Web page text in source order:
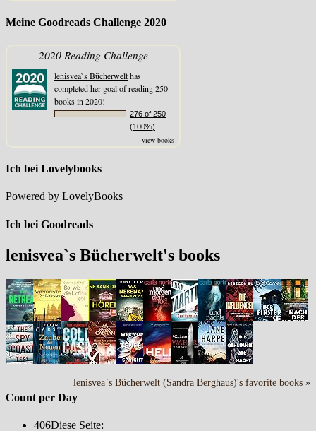
Meine Goodreads Challenge 2020
2020 Reading Challenge
lenisvea`s Bücherwelthas
completed her goal of reading 250
books in 2020!
276 of 250
(100%)
view books
Ich bei Lovelybooks
Powered by LovelyBooks
Ich bei Goodreads
lenisvea`s Bücherwelt's books
lenisvea`s Bücherwelt (Sandra Berghaus)'s favorite books »
Count per Day
406Diese Seite: